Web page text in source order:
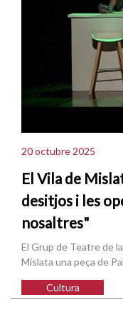
20 octubre 2025
El Vila de
desitjos i les
nosaltres"
El Grup de Teatre de
Mislata una peça de
Cultura